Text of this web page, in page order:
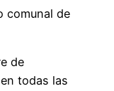
comunal de
de
todas las